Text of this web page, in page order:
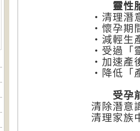
靈性胎
・清理潛
・懷孕期
・減輕生
・受過
・加速產
・降低「
受孕前
清除潛意
清理家族